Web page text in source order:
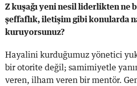
Z kuşağı yeni nesil liderlikten ne
şeffaflık, iletişim gibi konularda
kuruyorsunuz?
Hayalini kurduğumuz yönetici
bir otorite değil; samimiyetle
veren, ilham veren bir mentör.